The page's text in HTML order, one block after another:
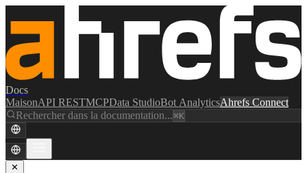
Docs
MaisonAPI RESTMCPData StudioBot AnalyticsAhrefs Connect
Rechercher dans la documentation...⌘K
✕